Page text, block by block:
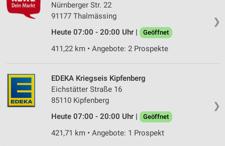
❯
Nürnberger Str. 22
91177 Thalmässing
Heute 07:00 - 20:00 Uhr |
Geöffnet
411,22 km • Angebote: 2 Prospekte
❯
EDEKA Kriegseis Kipfenberg
Eichstätter Straße 16
85110 Kipfenberg
Heute 07:00 - 20:00 Uhr |
Geöffnet
421,71 km • Angebote: 1 Prospekt